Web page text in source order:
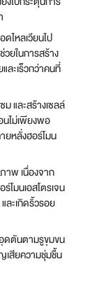
ไหลเวียนไป
วยในการสร้าง
ละเร็วกว่าคนที่
และสร้างเซลล์
ไม่เพียงพอ
ยหลั่งฮอร์โมน
าพ เนื่องจาก
โมนเอสโตรเจน
ะเกิดริ้วรอย
อุดตันตามรูขุมขน
เสียความชุ่มชื้น